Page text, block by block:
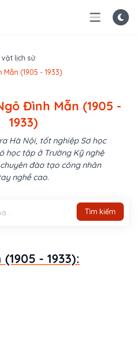
lịch sử
(1905 - 1933)
Đình Mẫn (1905 -
1933)
Hà Nội, tốt nghiệp Sơ học
học tập ở Trường Kỹ nghệ
đào tạo công nhân
nghề cao.
Tìm kiếm
- 1933):